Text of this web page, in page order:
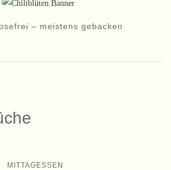
– meistens gebacken
MITTAGESSEN